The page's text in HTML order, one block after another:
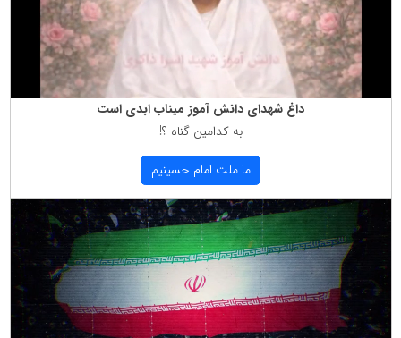
داغ شهدای دانش آموز میناب ابدی است
به كدامین گناه ؟!
ما ملت امام حسینیم